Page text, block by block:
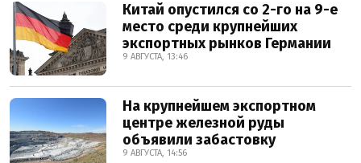
Китай опустился со 2-го на 9-е
место среди крупнейших
экспортных рынков Германии
9 АВГУСТА, 13:46
На крупнейшем экспортном
центре железной руды
объявили забастовку
9 АВГУСТА, 14:56